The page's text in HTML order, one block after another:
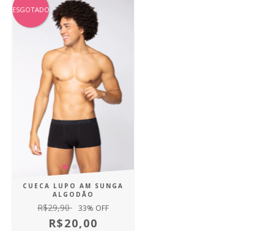
ESGOTADO
CUECA LUPO AM SUNGA
ALGODÃO
R$29,90 33% OFF
R$20,00